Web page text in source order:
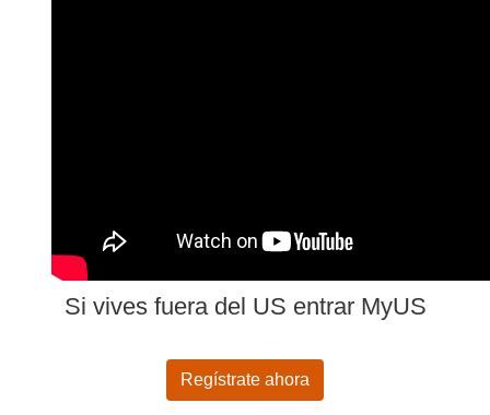
Si vives fuera del US entrar MyUS
Regístrate ahora